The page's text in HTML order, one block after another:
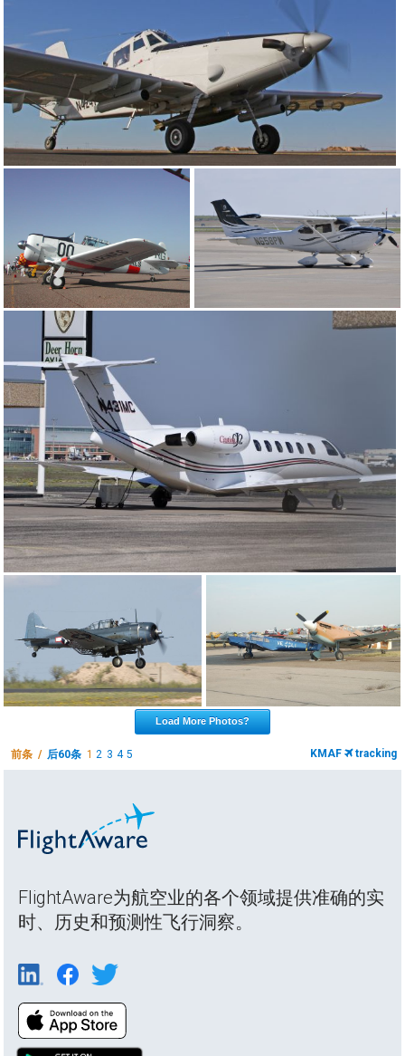
Load More Photos?
前条 / 后60条 12 3 4 5 KMAF tracking
FlightAware为航空业的各个领域提供准确的实
时、历史和预测性飞行洞察。